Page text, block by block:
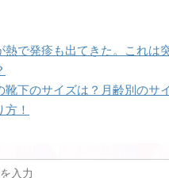
熱で発疹も出てきた。これは
靴下のサイズは？月齢別のサ
！